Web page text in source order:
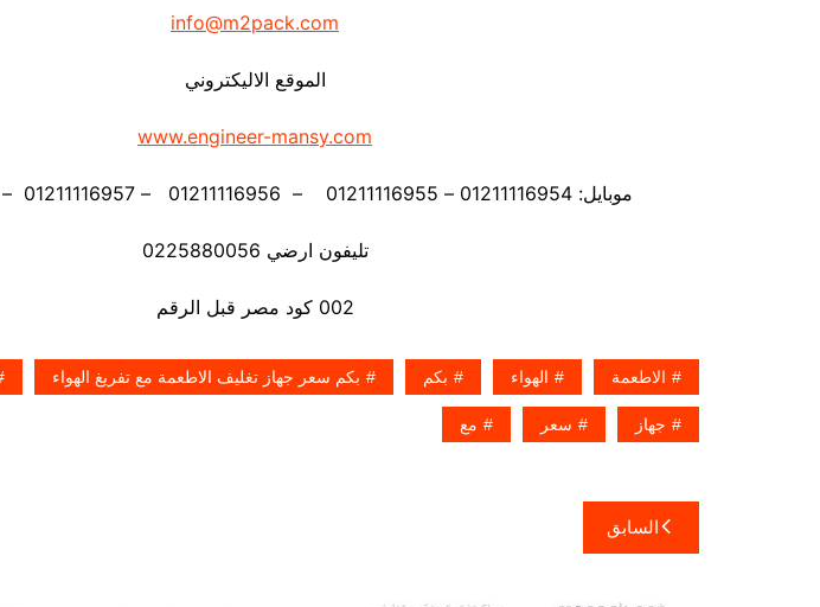
info@m2pack.com
الموقع الاليكتروني
www.engineer-mansy.com
موبايل: 01211116954 – 01211116955 – 01211116956 – 01211116957 – 01211116958
تليفون ارضي 0225880056
002 كود مصر قبل الرقم
الاطعمة الهواء بكم بكم سعر جهاز تغليف الاطعمة مع تفريغ الهواء
جهاز سعر مع
تصفّح
المقالات
السابق